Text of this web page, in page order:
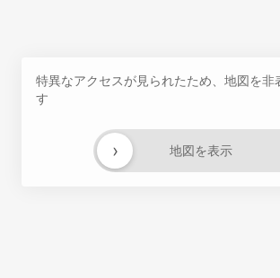
特異なアクセスが見られたため、地図を非
す
地図を表示
›